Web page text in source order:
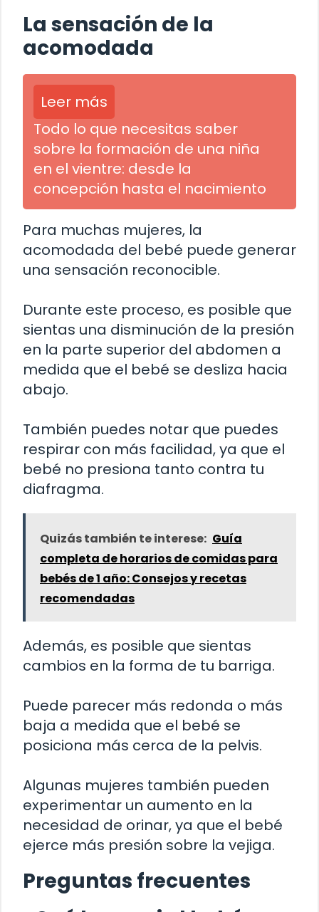
La sensación de la
acomodada
Leer más
Todo lo que necesitas saber
sobre la formación de una niña
en el vientre: desde la
concepción hasta el nacimiento
Para muchas mujeres, la
acomodada del bebé puede generar
una sensación reconocible.
Durante este proceso, es posible que
sientas una disminución de la presión
en la parte superior del abdomen a
medida que el bebé se desliza hacia
abajo.
También puedes notar que puedes
respirar con más facilidad, ya que el
bebé no presiona tanto contra tu
diafragma.
Quizás también te interese: Guía
completa de horarios de comidas para
bebés de 1 año: Consejos y recetas
recomendadas
Además, es posible que sientas
cambios en la forma de tu barriga.
Puede parecer más redonda o más
baja a medida que el bebé se
posiciona más cerca de la pelvis.
Algunas mujeres también pueden
experimentar un aumento en la
necesidad de orinar, ya que el bebé
ejerce más presión sobre la vejiga.
Preguntas frecuentes